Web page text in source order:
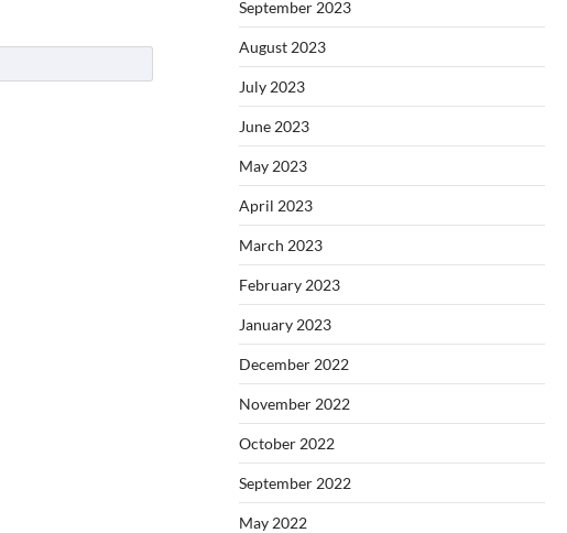
September 2023
August 2023
July 2023
June 2023
May 2023
April 2023
March 2023
February 2023
January 2023
December 2022
November 2022
October 2022
September 2022
May 2022